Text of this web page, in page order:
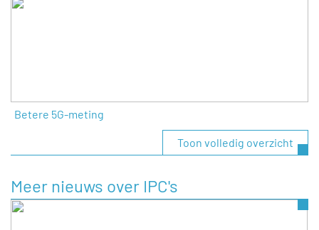
Betere 5G-meting
Toon volledig overzicht
Meer nieuws over IPC's